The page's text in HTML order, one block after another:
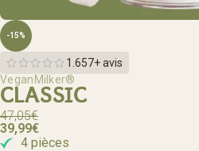
-15%
1.657+ avis
VeganMilker®
CLASSIC
47,05€
39,99€
4 pièces